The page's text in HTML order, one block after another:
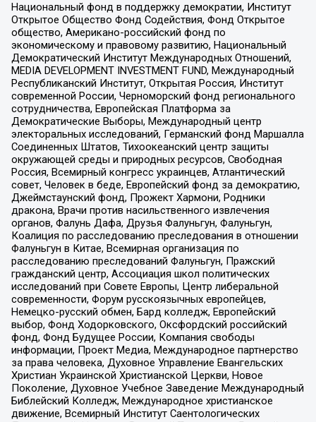
Национальный фонд в поддержку демократии, Институт
Открытое Общество Фонд Содействия, Фонд Открытое
общество, Американо-российский фонд по
экономическому и правовому развитию, Национальный
Демократический Институт Международных Отношений,
MEDIA DEVELOPMENT INVESTMENT FUND, Международный
Республиканский Институт, Открытая Россия, Институт
современной России, Черноморский фонд регионального
сотрудничества, Европейская Платформа за
Демократические Выборы, Международный центр
электоральных исследований, Германский фонд Маршалла
Соединенных Штатов, Тихоокеанский центр защиты
окружающей среды и природных ресурсов, Свободная
Россия, Всемирный конгресс украинцев, Атлантический
совет, Человек в беде, Европейский фонд за демократию,
Джеймстаунский фонд, Прожект Хармони, Родники
дракона, Врачи против насильственного извлечения
органов, Фалунь Дафа, Друзья Фалуньгун, Фалуньгун,
Коалиция по расследованию преследования в отношении
Фалуньгун в Китае, Всемирная организация по
расследованию преследований Фалуньгун, Пражский
гражданский центр, Ассоциация школ политических
исследований при Совете Европы, Центр либеральной
современности, Форум русскоязычных европейцев,
Немецко-русский обмен, Бард колледж, Европейский
выбор, Фонд Ходорковского, Оксфордский российский
фонд, Фонд Будущее России, Компания свободы
информации, Проект Медиа, Международное партнерство
за права человека, Духовное Управление Евангельских
Христиан Украинской Христианской Церкви, Новое
Поколение, Духовное Учебное Заведение Международный
Библейский Колледж, Международное христианское
движение, Всемирный Институт Саентологических